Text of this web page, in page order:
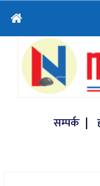
सम्पर्क |